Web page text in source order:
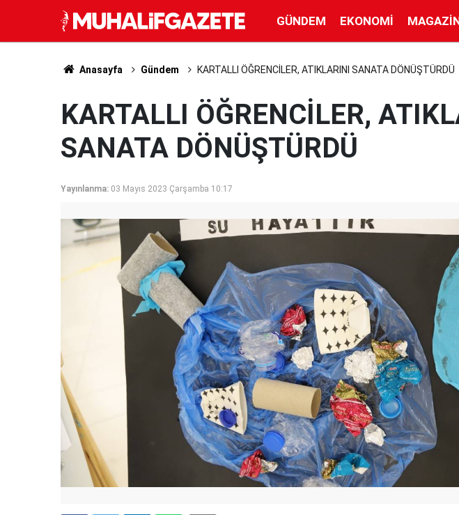
GÜNDEM EKONOMI
Anasayfa Gündem KARTALLI ÖĞRENCİLER, ATIKLARINI SANATA DÖNÜŞTÜRDÜ
KARTALLI ÖĞRENCİLER,
SANATA DÖNÜŞTÜRDÜ
Yayınlanma: 03 Mayıs 2023 Çarşamba 10:17